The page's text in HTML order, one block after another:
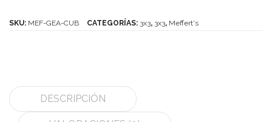
MoYu
QiYi/MoFangGe
SKU: MEF-GEA-CUB CATEGORÍAS: 3x3, 3x3, Meffert's
DESCRIPCIÓN